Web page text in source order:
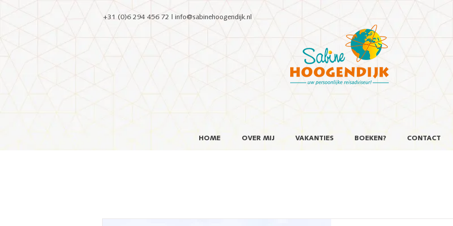
+31 (0)6 294 456 72 | info@sabinehoogendijk.nl
HOME OVER MIJ VAKANTIES BOEKEN? CONTACT